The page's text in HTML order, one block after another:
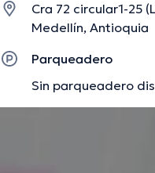
Cra 72 circular1-25
Medellín, Antioquia
Parqueadero
Sin parqueadero